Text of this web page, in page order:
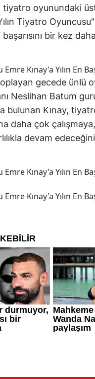
tiyatro oyunundaki
Tiyatro
bir kez
gecede ünlü
Neslihan Batum
bulunan Kınay,
daha çok
devam